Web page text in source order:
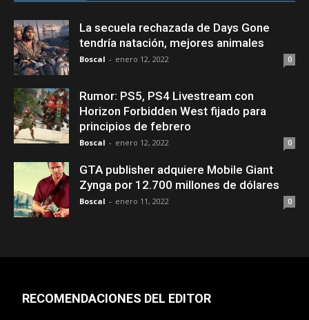
La secuela rechazada de Days Gone
tendría natación, mejores animales
Boscal - enero 12, 2022 0
Rumor: PS5, PS4 Livestream con
Horizon Forbidden West fijado para
principios de febrero
Boscal - enero 12, 2022 0
GTA publisher adquiere Mobile Giant
Zynga por 12.700 millones de dólares
Boscal - enero 11, 2022 0
RECOMENDACIONES DEL EDITOR